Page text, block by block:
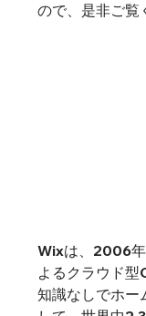
ので、是非ご覧
Wixは、2006年
よるクラウド
知識なしでホー